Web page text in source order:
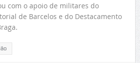
com o apoio de militares do
de Barcelos e do Destacamento